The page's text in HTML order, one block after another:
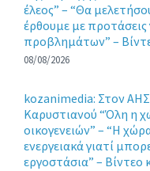
έλεος” – “Θα
έρθουμε με
προβλημάτων” –
08/08/2026
kozanimedia: Στον
Καρυστιανού “Όλη η
οικογενειών” – “Η
ενεργειακά γιατί
εργοστάσια” – Βίντεο